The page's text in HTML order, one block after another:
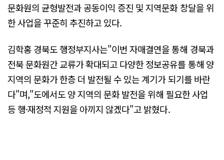
문화원의 균형발전과 공동이익 증진 및 지역문화 창달을 위
한 사업을 꾸준히 추진하고 있다.
김학홍 경북도 행정부지사는"이번 자매결연을 통해 경북과
전북 문화원간 교류가 확대되고 다양한 정보공유를 통해 양
지역의 문화가 한층 더 발전될 수 있는 계기가 되기를 바란
다"며,"도에서도 양 지역의 문화 발전을 위해 필요한 사업
등 행·재정적 지원을 아끼지 않겠다"고 밝혔다.